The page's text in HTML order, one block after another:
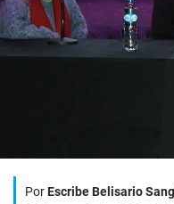
PorEscribe Belisario